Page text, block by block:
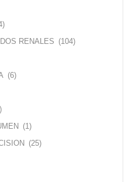
RENALES (104)
(6)
(1)
(25)